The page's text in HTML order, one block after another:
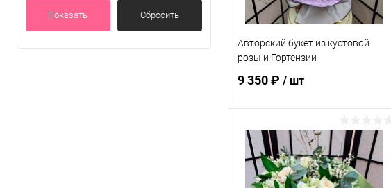
Показать Сбросить
Авторский букет из кустовой
розы и Гортензии
9 350 ₽ / шт
В корзину
Купить в 1 клик Сравнение